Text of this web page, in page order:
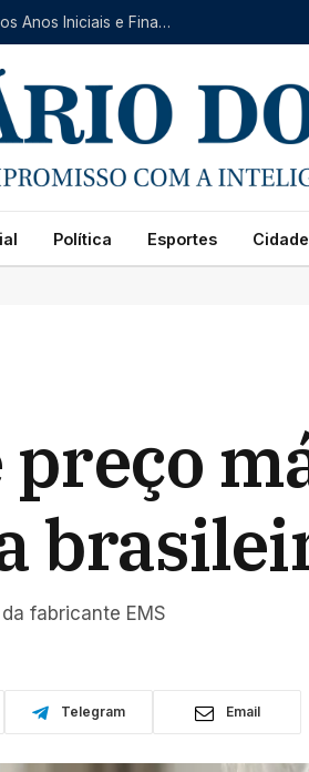
Natal avança no IDEB 2025 e registra crescimento nos Anos Iniciais e Finais do Ensino Fundamental
Política Esportes
fabricante EMS
Telegram Email